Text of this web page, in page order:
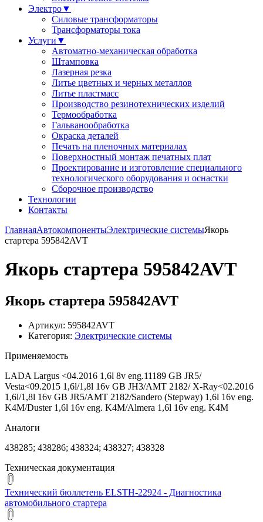
Электро▼
Силовые трансформаторы
Трансформаторы тока
Услуги ▼
Автоматно-механическая обработка
Штамповка
Лазерная резка
Литье цветных и черных металлов
Литье пластмасс
Производство резинотехнических изделий
Термообработка
Гальванообработка
Окраска деталей
Печать на пленочных материалах
Поверхностный монтаж печатных плат
Проектирование и изготовление специального
технологического оборудования и оснастки
Сборочное производство
Технологии
Контакты
ГлавнаяАвтокомпонентыЭлектрические системыЯкорь
стартера 595842AVT
Якорь стартера 595842AVT
Якорь стартера 595842AVT
Артикул: 595842AVT
Категория: Электрические системы
Применяемость
LADA Largus <04.2016 1,6l 8v eng.11189 GB JR5/
Vesta<09.2015 1,6l/1,8l 16v GB JH3/AMT 2182/ X-Ray<02.2016
1,6l/1,8l 16v GB JR5/AMT 2182/Sandero (Stepway) 1,6l 16v eng.
K4M/Duster 1,6l 16v eng. K4M/Almera 1,6l 16v eng. K4M
Аналоги
438285; 438286; 438324; 438327; 438328
Техническая документация
Технический бюллетень ELSTH-22924 - Диагностика
автомобильного стартера